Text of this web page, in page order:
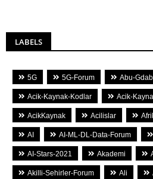
LABELS
5G 5G-Forum Abu-
Acik-Kaynak-Kodlar Acik-
AcikKaynak Acilislar
AI AI-ML-DL-Data-Forum
AI-Stars-2021 Akademi
Akilli-Sehirler-Forum Ali